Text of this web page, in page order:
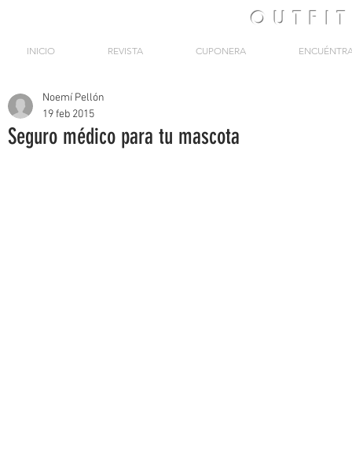
OUTFIT
INICIO REVISTA CUPONERA
Seguro médico para tu mascota
Noemí Pellón
19 feb 2015